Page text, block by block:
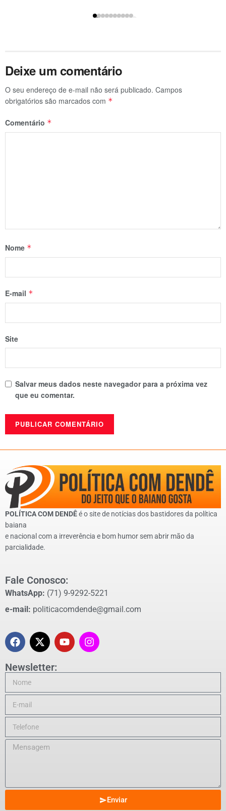
Deixe um comentário
O seu endereço de e-mail não será publicado. Campos
obrigatórios são marcados com *
Comentário *
Nome *
E-mail *
Site
Salvar meus dados neste navegador para a próxima vez
que eu comentar.
POLÍTICA COM DENDÊé o site de notícias dos bastidores da política
baiana
e nacional com a irreverência e bom humor sem abrir mão da
parcialidade.
Fale Conosco:
WhatsApp: (71) 9-9292-5221
e-mail: politicacomdende@gmail.com
Newsletter:
Enviar